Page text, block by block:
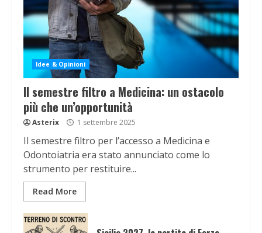
Idee & Opinioni
Il semestre filtro a Medicina: un ostacolo
più che un’opportunità
Asterix 1 settembre 2025
Il semestre filtro per l’accesso a Medicina e
Odontoiatria era stato annunciato come lo
strumento per restituire...
Read More